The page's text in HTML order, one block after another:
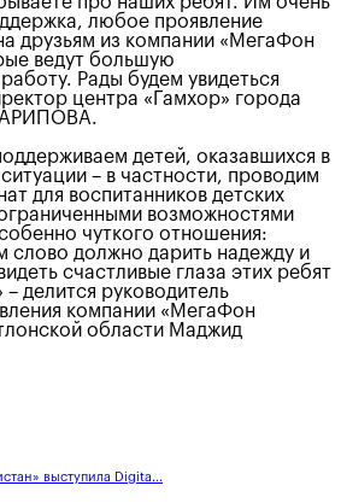
любое проявление
друзьям из компании «МегаФон
ведут большую
Рады будем увидеться
центра «Гамхор» города
детей, оказавшихся в
– в частности, проводим
для воспитанников детских
возможностями
чуткого отношения:
слово должно дарить надежду и
счастливые глаза этих ребят
делится руководитель
компании «МегаФон
области Маджид
выступила Digita...